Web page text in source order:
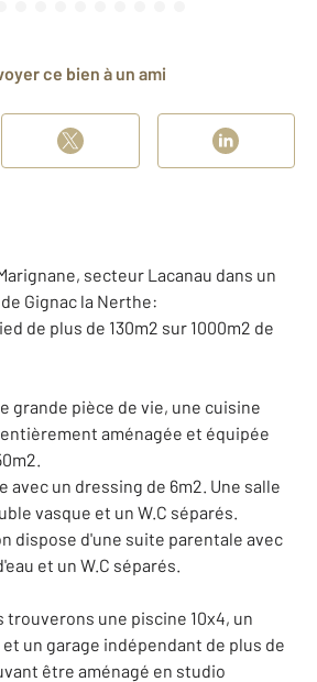
ce bien à un ami
secteur Lacanau dans un
Gignac la Nerthe:
de plus de 130m2 sur 1000m2 de
grande pièce de vie, une cuisine
aménagée et équipée
avec un dressing de 6m2. Une salle
vasque et un W.C séparés.
dispose d'une suite parentale avec
et un W.C séparés.
trouverons une piscine 10x4, un
un garage indépendant de plus de
être aménagé en studio